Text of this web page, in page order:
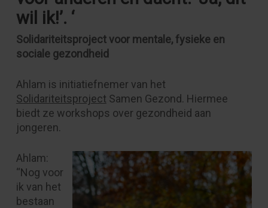
wil ik!’. ‘
Solidariteitsproject voor mentale, fysieke en
sociale gezondheid
Ahlam is initiatiefnemer van het
Solidariteitsproject Samen Gezond. Hiermee
biedt ze workshops over gezondheid aan
jongeren.
Ahlam:
“Nog voor
ik van het
bestaan